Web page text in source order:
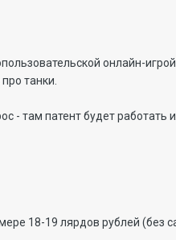
онлайн-
танки.
- там патент будет работать
18-19 лярдов рублей (без